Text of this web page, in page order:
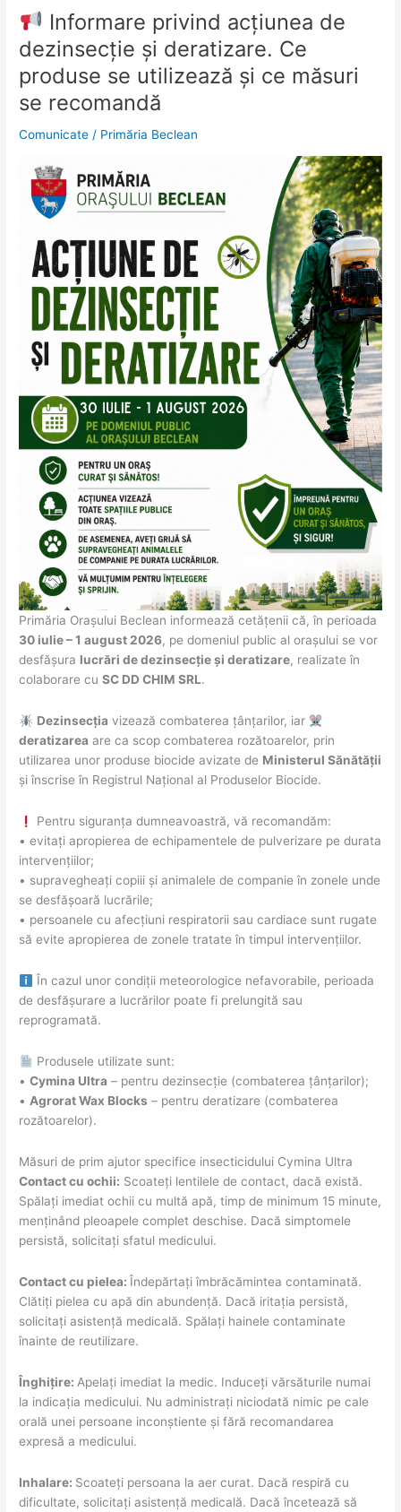
BecleanInformare privind acțiunea de
dezinsecție și deratizare. Ce
produse se utilizează și ce măsuri
se recomandă
Comunicate / Primăria Beclean
Primăria Orașului Beclean informează cetățenii că, în perioada
30 iulie – 1 august 2026, pe domeniul public al orașului se vor
desfășura lucrări de dezinsecție și deratizare, realizate în
colaborare cuSC DD CHIM SRL.
Dezinsecția vizează combaterea țânțarilor, iar
deratizarea are ca scop combaterea rozătoarelor, prin
utilizarea unor produse biocide avizate de Ministerul Sănătății
și înscrise în Registrul Național al Produselor Biocide.
Pentru siguranța dumneavoastră, vă recomandăm:
• evitați apropierea de echipamentele de pulverizare pe durata
intervențiilor;
• supravegheați copiii și animalele de companie în zonele unde
se desfășoară lucrările;
• persoanele cu afecțiuni respiratorii sau cardiace sunt rugate
să evite apropierea de zonele tratate în timpul intervențiilor.
În cazul unor condiții meteorologice nefavorabile, perioada
de desfășurare a lucrărilor poate fi prelungită sau
reprogramată.
Produsele utilizate sunt:
•Cymina Ultra – pentru dezinsecție (combaterea țânțarilor);
• Agrorat Wax Blocks – pentru deratizare (combaterea
rozătoarelor).
Măsuri de prim ajutor specifice insecticidului Cymina Ultra
Contact cu ochii: Scoateți lentilele de contact, dacă există.
Spălați imediat ochii cu multă apă, timp de minimum 15 minute,
menținând pleoapele complet deschise. Dacă simptomele
persistă, solicitați sfatul medicului.
Contact cu pielea: Îndepărtați îmbrăcămintea contaminată.
Clătiți pielea cu apă din abundență. Dacă iritația persistă,
solicitați asistență medicală. Spălați hainele contaminate
înainte de reutilizare.
Înghițire: Apelați imediat la medic. Induceți vărsăturile numai
la indicația medicului. Nu administrați niciodată nimic pe cale
orală unei persoane inconștiente și fără recomandarea
expresă a medicului.
Inhalare: Scoateți persoana la aer curat. Dacă respiră cu
dificultate, solicitați asistență medicală. Dacă încetează să
Informare
privind
acțiunea
de
dezinsecție
și
Ce
produse
ce
măsuri
recomandă